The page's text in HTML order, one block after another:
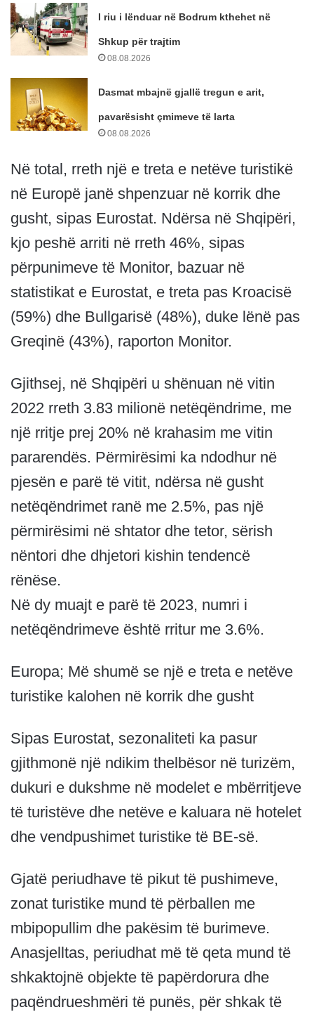
I riu i lënduar në Bodrum kthehet në
Shkup për trajtim
08.08.2026
Dasmat mbajnë gjallë tregun e arit,
pavarësisht çmimeve të larta
08.08.2026
Në total, rreth një e treta e netëve turistikë
në Europë janë shpenzuar në korrik dhe
gusht, sipas Eurostat. Ndërsa në Shqipëri,
kjo peshë arriti në rreth 46%, sipas
përpunimeve të Monitor, bazuar në
statistikat e Eurostat, e treta pas Kroacisë
(59%) dhe Bullgarisë (48%), duke lënë pas
Greqinë (43%), raporton Monitor.
Gjithsej, në Shqipëri u shënuan në vitin
2022 rreth 3.83 milionë netëqëndrime, me
një rritje prej 20% në krahasim me vitin
pararendës. Përmirësimi ka ndodhur në
pjesën e parë të vitit, ndërsa në gusht
netëqëndrimet ranë me 2.5%, pas një
përmirësimi në shtator dhe tetor, sërish
nëntori dhe dhjetori kishin tendencë
rënëse.
Në dy muajt e parë të 2023, numri i
netëqëndrimeve është rritur me 3.6%.
Europa; Më shumë se një e treta e netëve
turistike kalohen në korrik dhe gusht
Sipas Eurostat, sezonaliteti ka pasur
gjithmonë një ndikim thelbësor në turizëm,
dukuri e dukshme në modelet e mbërritjeve
të turistëve dhe netëve e kaluara në hotelet
dhe vendpushimet turistike të BE-së.
Gjatë periudhave të pikut të pushimeve,
zonat turistike mund të përballen me
mbipopullim dhe pakësim të burimeve.
Anasjelltas, periudhat më të qeta mund të
shkaktojnë objekte të papërdorura dhe
paqëndrueshmëri të punës, për shkak të